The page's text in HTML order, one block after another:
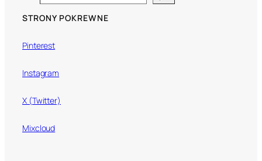
STRONY POKREWNE
Pinterest
Instagram
X (Twitter)
Mixcloud